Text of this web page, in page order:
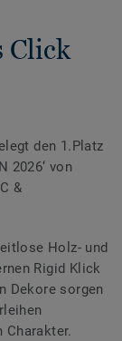
Click
den 1.Platz
2026‘ von
&
Holz- und
Rigid Klick
Dekore sorgen
Charakter.